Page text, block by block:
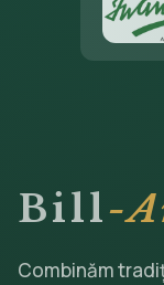
Bill-
Combinăm